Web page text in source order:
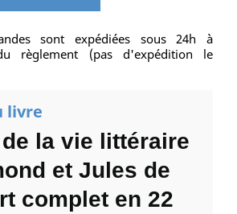
sont expédiées sous 24h à
règlement (pas d'expédition le
livre
la vie littéraire
et Jules de
complet en 22